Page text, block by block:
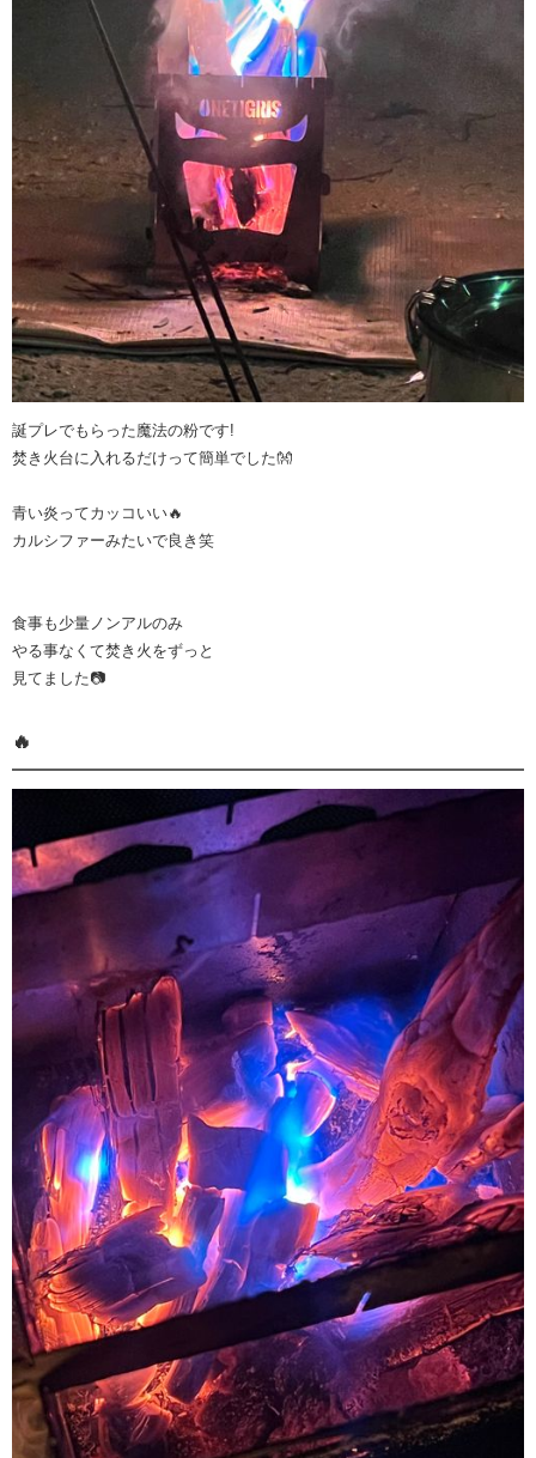
誕プレでもらった魔法の粉です!
焚き火台に入れるだけって簡単でした👐
青い炎ってカッコいい🔥
カルシファーみたいで良き笑
食事も少量ノンアルのみ
やる事なくて焚き火をずっと
見てました📷
🔥